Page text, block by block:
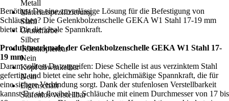
Metall
Materialspezifizierung
Stahl
Grundfarbe
Silber
Teleskopierbar
Nein
Kopf abwinkelbar
Nein
Eigenschaft
Stufenlos verstellbar
Benötigst Du eine zuverlässige Lösung für die Befestigung von
Schläuchen? Die Gelenkbolzenschelle GEKA W1 Stahl 17-19 mm
bietet Dir die ideale Spannkraft.
Produktmerkmale der Gelenkbolzenschelle GEKA W1 Stahl 17-
19 mm
Darum solltest Du zugreifen: Diese Schelle ist aus verzinktem Stahl
gefertigt und bietet eine sehr hohe, gleichmäßige Spannkraft, die für
eine sichere Verbindung sorgt. Dank der stufenlosen Verstellbarkeit
kannst Du sie flexibel an Schläuche mit einem Durchmesser von 17 bis